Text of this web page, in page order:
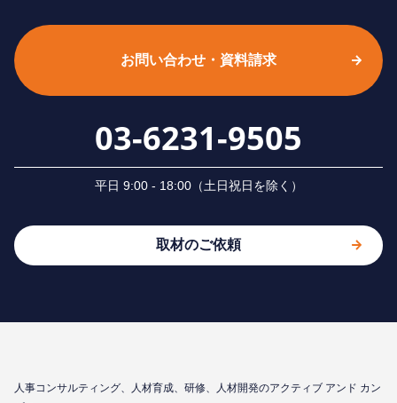
お問い合わせ・資料請求
03-6231-9505
平⽇ 9:00 - 18:00（⼟⽇祝⽇を除く）
取材のご依頼
⼈事コンサルティング、⼈材育成、研修、⼈材開発のアクティブ アンド カン